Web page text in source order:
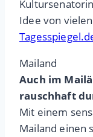
Idee von
Mailand
Auch im
rauschhaft
Mit einem
Mailand einen